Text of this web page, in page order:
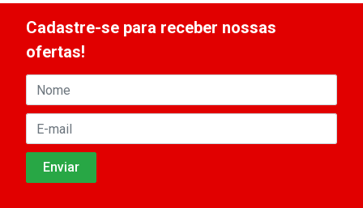
Cadastre-se para receber nossas
ofertas!